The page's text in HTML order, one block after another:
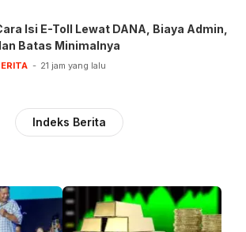
Isi E-Toll Lewat DANA, Biaya Admin,
Batas Minimalnya
21 jam yang lalu
Indeks Berita